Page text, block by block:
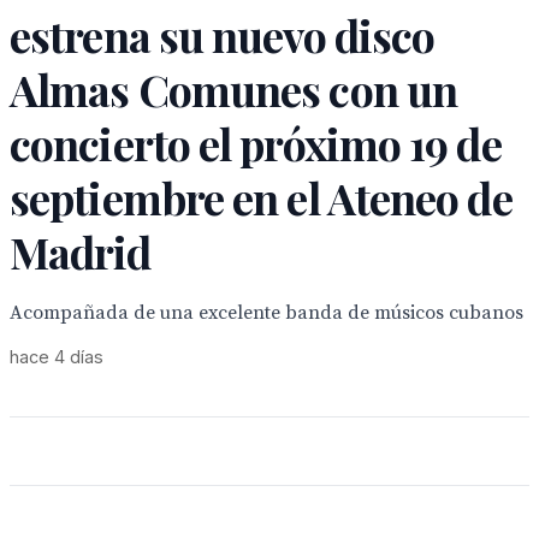
estrena su nuevo disco
Almas Comunes con un
concierto el próximo 19 de
septiembre en el Ateneo de
Madrid
Acompañada de una excelente banda de músicos cubanos
hace 4 días